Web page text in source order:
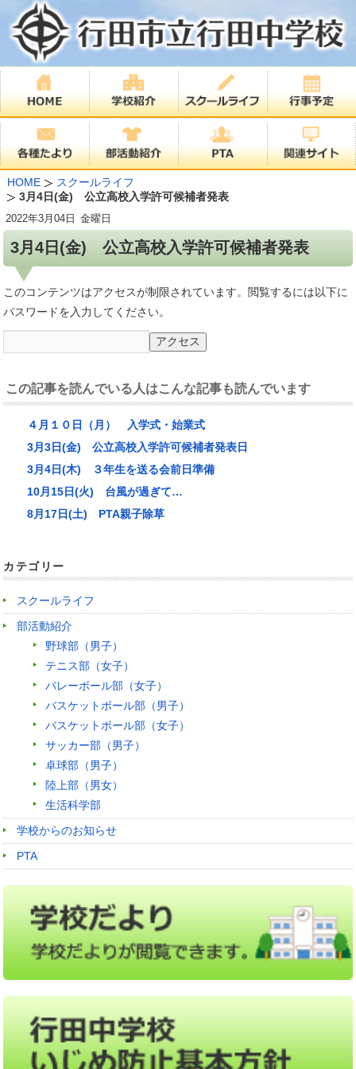
HOME
スクールライフ
3月4日(金) 公立高校入学許可候補者発表
3月4日(金) 公立高校入学許可候補者発表
2022年3月04日 金曜日
このコンテンツはアクセスが制限されています。閲覧するには以下に
パスワードを入力してください。
この記事を読んでいる人はこんな記事も読んでいます
４月１０日（月） 入学式・始業式
3月3日(金) 公立高校入学許可候補者発表日
3月4日(木) ３年生を送る会前日準備
10月15日(火) 台風が過ぎて…
8月17日(土) PTA親子除草
カテゴリー
スクールライフ
部活動紹介
野球部（男子）
テニス部（女子）
バレーボール部（女子）
バスケットボール部（男子）
バスケットボール部（女子）
サッカー部（男子）
卓球部（男子）
陸上部（男女）
生活科学部
学校からのお知らせ
PTA